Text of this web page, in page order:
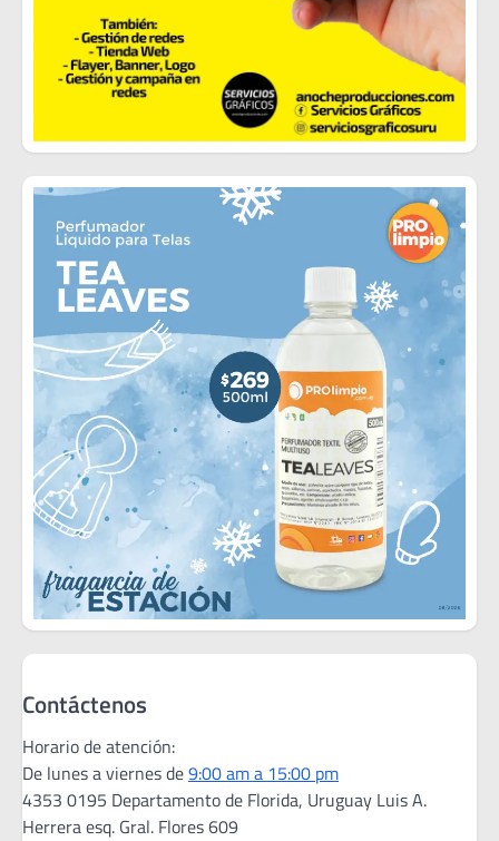
Contáctenos
Horario de atención:
De lunes a viernes de9:00 am a 15:00 pm
4353 0195 Departamento de Florida, Uruguay Luis A.
Herrera esq. Gral. Flores 609